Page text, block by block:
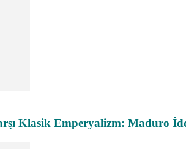
Klasik Emperyalizm: Maduro